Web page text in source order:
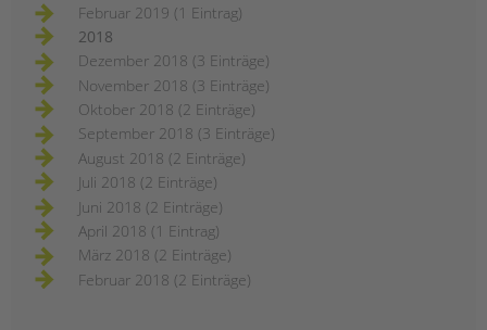
Februar 2019 (1 Eintrag)
2018
Dezember 2018 (3 Einträge)
November 2018 (3 Einträge)
Oktober 2018 (2 Einträge)
September 2018 (3 Einträge)
August 2018 (2 Einträge)
Juli 2018 (2 Einträge)
Juni 2018 (2 Einträge)
April 2018 (1 Eintrag)
März 2018 (2 Einträge)
Februar 2018 (2 Einträge)